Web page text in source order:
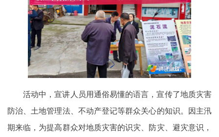
活动中，宣讲人员用通俗易懂的语言，宣传了地质灾害
防治、土地管理法、不动产登记等群众关心的知识。因主汛
期来临，为提高群众对地质灾害的识灾、防灾、避灾意识，